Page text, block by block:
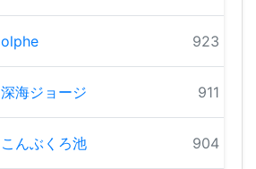
olphe 923 pts
深海ジョージ 911 pts
こんぶくろ池 904 pts